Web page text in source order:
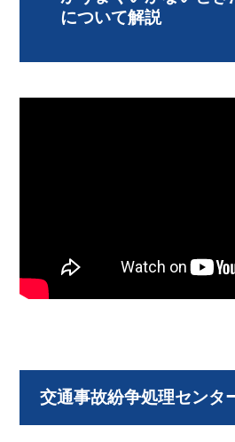
について解説
交通事故紛争処理センタ